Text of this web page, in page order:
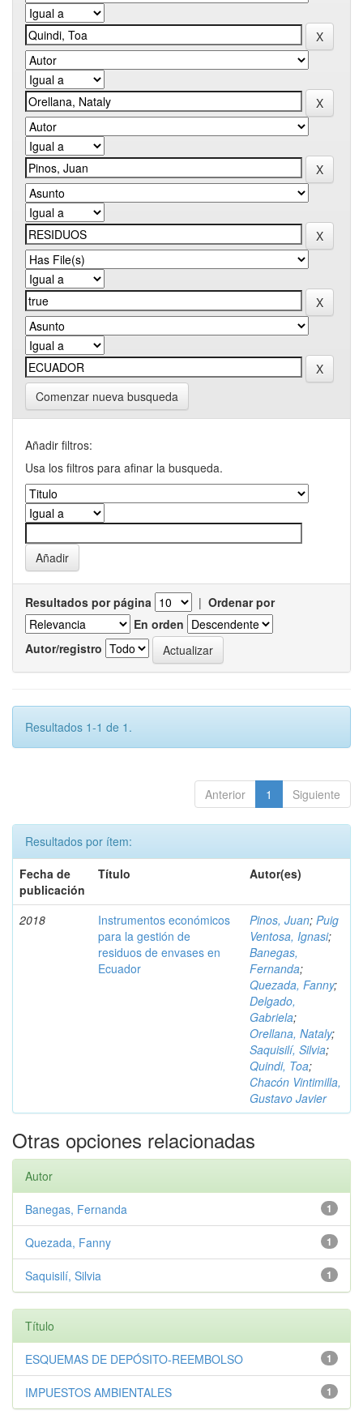
Comenzar nueva busqueda
Añadir filtros:
Usa los filtros para afinar la busqueda.
Resultados por página | Ordenar por
En orden
Autor/registro
Resultados 1-1 de 1.
Anterior 1 Siguiente
Resultados por ítem:
Fecha de
publicación
Título Autor(es)
2018
Instrumentos económicos
para la gestión de
residuos de envases en
Ecuador
Pinos, Juan; Puig
Ventosa, Ignasi;
Banegas,
Fernanda;
Quezada, Fanny;
Delgado,
Gabriela;
Orellana, Nataly;
Saquisilí, Silvia;
Quindi, Toa;
Chacón Vintimilla,
Gustavo Javier
Otras opciones relacionadas
Autor
1
Banegas, Fernanda
1
Quezada, Fanny
1
Saquisilí, Silvia
Título
1
ESQUEMAS DE DEPÓSITO-REEMBOLSO
1
IMPUESTOS AMBIENTALES